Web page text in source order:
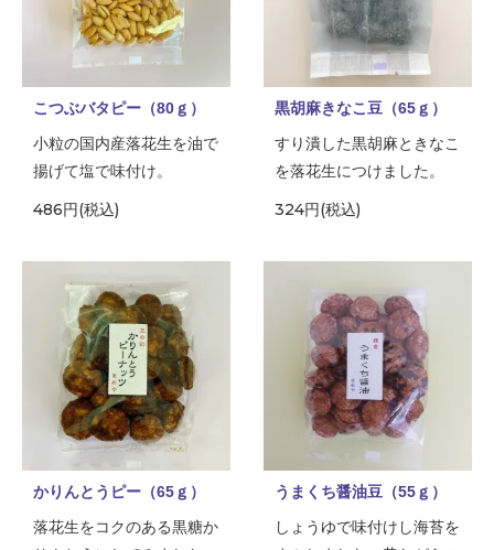
こつぶバタピー（80ｇ）
小粒の国内産落花生を油で
揚げて塩で味付け。
486円(税込)
黒胡麻きなこ豆（65ｇ）
すり潰した黒胡麻ときなこ
を落花生につけました。
324円(税込)
かりんとうピー（65ｇ）
落花生をコクのある黒糖か
うまくち醤油豆（55ｇ）
しょうゆで味付けし海苔を